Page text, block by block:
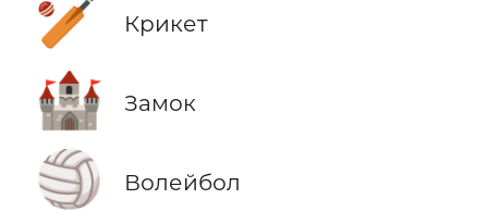
🏏 Крикет
🏰 Замок
🏐 Волейбол